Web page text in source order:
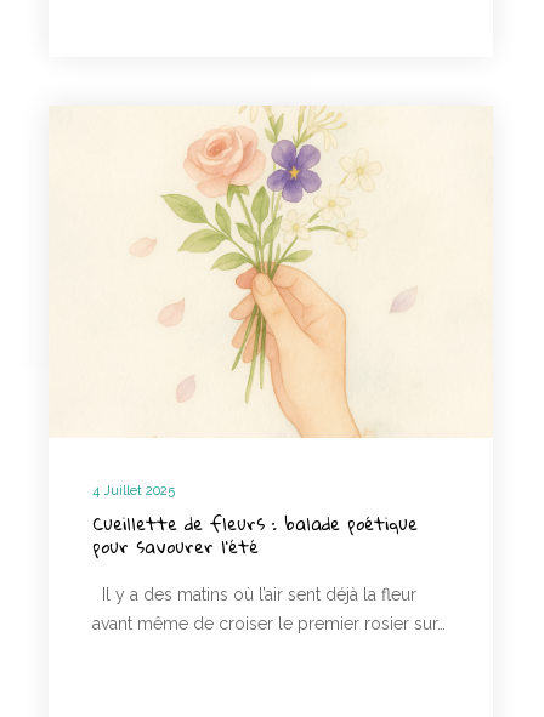
4 Juillet 2025
Cueillette de fleurs : balade poétique
pour savourer l’été
Il y a des matins où l’air sent déjà la fleur
avant même de croiser le premier rosier sur…